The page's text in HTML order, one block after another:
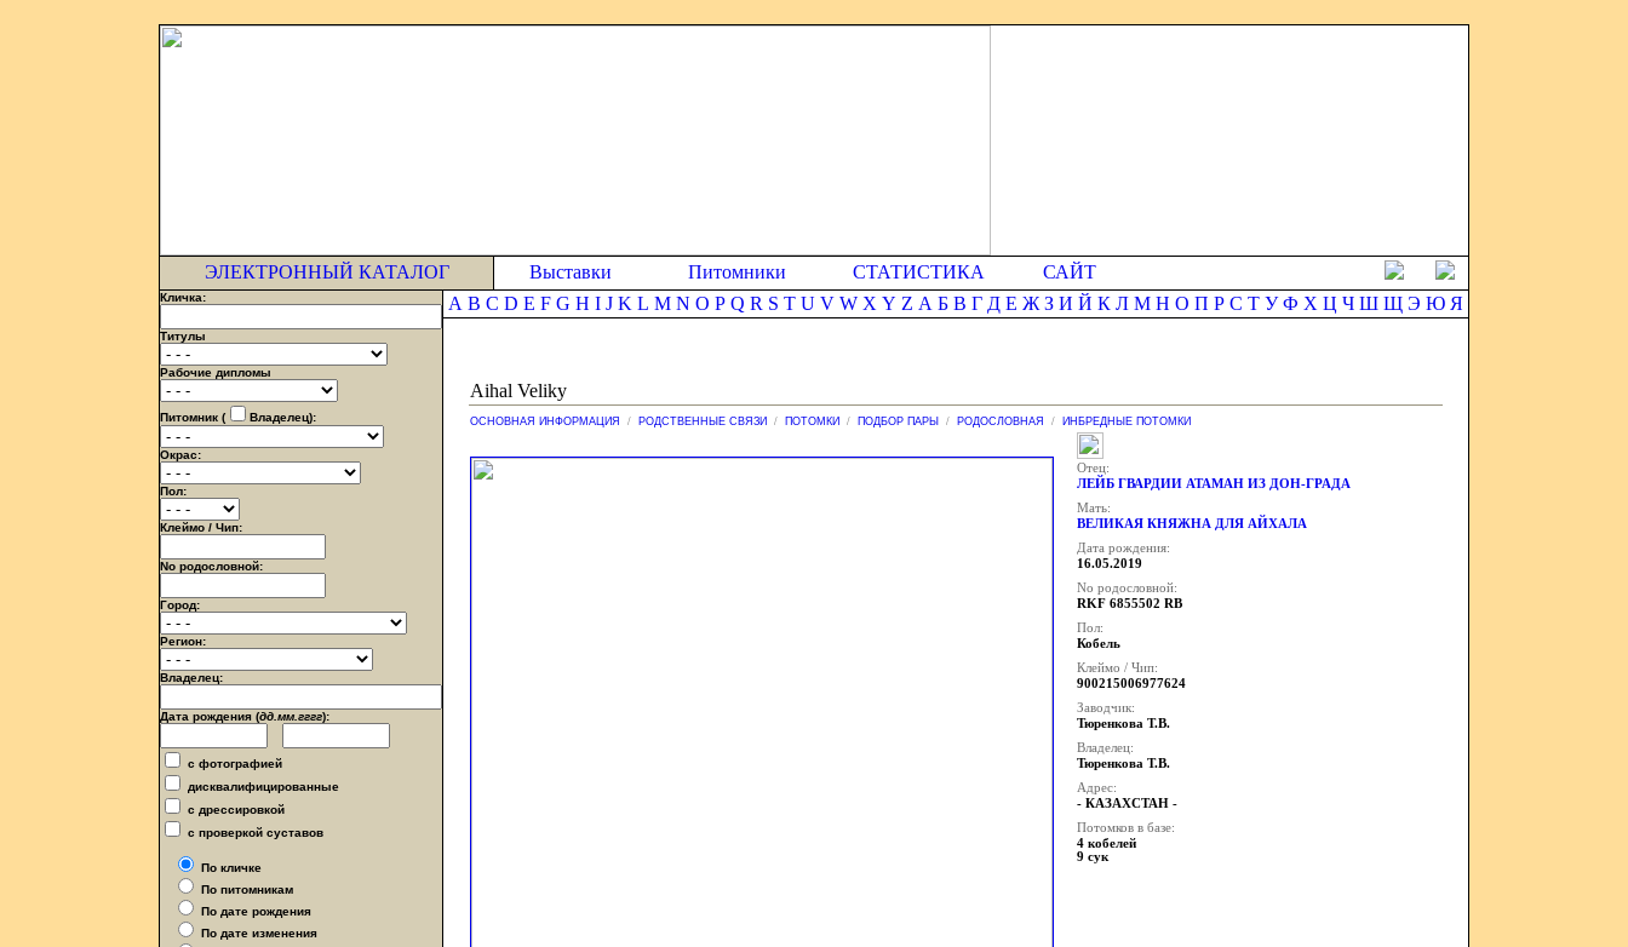
ЭЛЕКТРОННЫЙ КАТАЛОГ Выставки Питомники СТАТИСТИКА САЙТ
Кличка:
Титулы
Рабочие дипломы
Питомник ( Владелец):
Окрас:
Пол:
Клеймо / Чип:
No родословной:
Город:
Регион:
Владелец:
Дата рождения (дд.мм.гггг):
с фотографией
дисквалифицированные
с дрессировкой
с проверкой суставов
По кличке
По питомникам
По дате рождения
По дате изменения
A B C D E F G H I J K L M N O P Q R S T U V W X Y Z А Б В Г Д Е Ж З И Й К Л М Н О П Р С Т У Ф Х Ц Ч Ш Щ Э Ю Я
Aihal Veliky
ОСНОВНАЯ ИНФОРМАЦИЯ / РОДСТВЕННЫЕ СВЯЗИ / ПОТОМКИ / ПОДБОР ПАРЫ / РОДОСЛОВНАЯ / ИНБРЕДНЫЕ ПОТОМКИ
Отец:
ЛЕЙБ ГВАРДИИ АТАМАН ИЗ ДОН-ГРАДА
Мать:
ВЕЛИКАЯ КНЯЖНА ДЛЯ АЙХАЛА
Дата рождения:
16.05.2019
No родословной:
RKF 6855502 RB
Пол:
Кобель
Клеймо / Чип:
900215006977624
Заводчик:
Тюренкова Т.В.
Владелец:
Тюренкова Т.В.
Адрес:
- КАЗАХСТАН -
Потомков в базе:
4 кобелей
9 сук